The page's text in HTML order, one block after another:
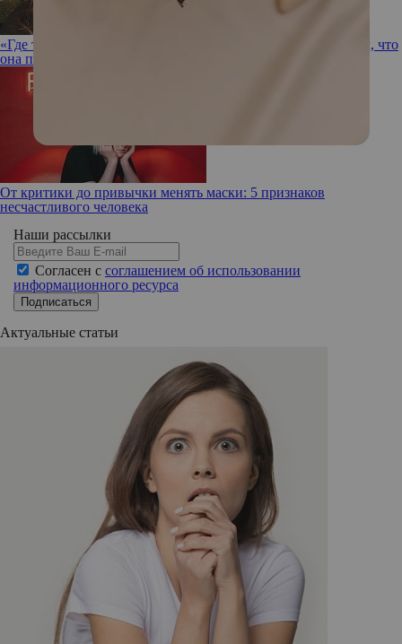
«Где твои дети?»: Меган Фокс ответила на обвинения в том, что
она плохая мать
От критики до привычки менять маски: 5 признаков
несчастливого человека
Наши рассылки
Согласен с соглашением об использовании
информационного ресурса
Подписаться
Актуальные статьи